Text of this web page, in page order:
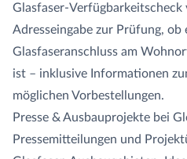
Glasfaser-Verfügbarkeitscheck
Adresseingabe zur Prüfung, ob
Glasfaseranschluss am
ist – inklusive Informationen
möglichen Vorbestellungen.
Presse & Ausbauprojekte bei
Pressemitteilungen und